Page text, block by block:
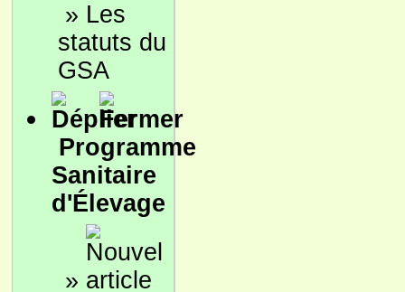
» Les
statuts du
GSA
Programme
Sanitaire
d'Élevage
»